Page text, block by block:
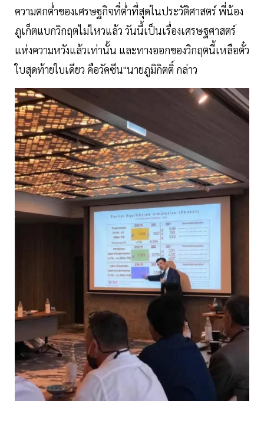
ความตกต่ำของเศรษฐกิจที่ต่ำที่สุดในประวัติศาสตร์ พี่น้อง
ภูเก็ตแบกวิกฤตไม่ไหวแล้ว วันนี้เป็นเรื่องเศรษฐศาสตร์
แห่งความหวังแล้วเท่านั้น และทางออกของวิกฤตนี้เหลือตั๋ว
ใบสุดท้ายใบเดียว คือวัคซีน"นายภูมิกิตติ์ กล่าว